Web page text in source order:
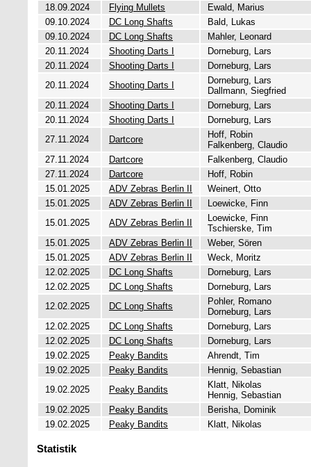
18.09.2024
Flying Mullets
Ewald, Marius
09.10.2024
DC Long Shafts
Bald, Lukas
09.10.2024
DC Long Shafts
Mahler, Leonard
20.11.2024
Shooting Darts I
Dorneburg, Lars
20.11.2024
Shooting Darts I
Dorneburg, Lars
20.11.2024
Shooting Darts I
Dorneburg, Lars
Dallmann, Siegfried
20.11.2024
Shooting Darts I
Dorneburg, Lars
20.11.2024
Shooting Darts I
Dorneburg, Lars
27.11.2024
Dartcore
Hoff, Robin
Falkenberg, Claudio
27.11.2024
Dartcore
Falkenberg, Claudio
27.11.2024
Dartcore
Hoff, Robin
15.01.2025
ADV Zebras Berlin II
Weinert, Otto
15.01.2025
ADV Zebras Berlin II
Loewicke, Finn
15.01.2025
ADV Zebras Berlin II
Loewicke, Finn
Tschierske, Tim
15.01.2025
ADV Zebras Berlin II
Weber, Sören
15.01.2025
ADV Zebras Berlin II
Weck, Moritz
12.02.2025
DC Long Shafts
Dorneburg, Lars
12.02.2025
DC Long Shafts
Dorneburg, Lars
12.02.2025
DC Long Shafts
Pohler, Romano
Dorneburg, Lars
12.02.2025
DC Long Shafts
Dorneburg, Lars
12.02.2025
DC Long Shafts
Dorneburg, Lars
19.02.2025
Peaky Bandits
Ahrendt, Tim
19.02.2025
Peaky Bandits
Hennig, Sebastian
19.02.2025
Peaky Bandits
Klatt, Nikolas
Hennig, Sebastian
19.02.2025
Peaky Bandits
Berisha, Dominik
19.02.2025
Peaky Bandits Klatt, Nikolas
Statistik